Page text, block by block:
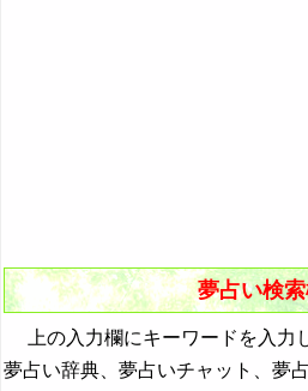
夢占い検
上の入力欄にキーワードを入力
夢占い辞典、夢占いチャット、夢